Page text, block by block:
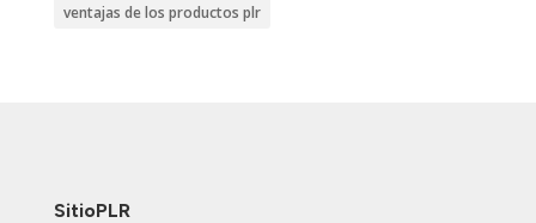
ventajas de los productos plr
SitioPLR